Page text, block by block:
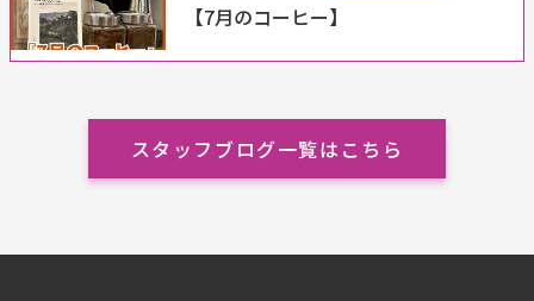
【7月のコーヒー】
スタッフブログ一覧はこちら